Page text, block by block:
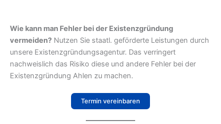
Wie kann man Fehler bei der Existenzgründung
vermeiden? Nutzen Sie staatl. geförderte Leistungen durch
unsere Existenzgründungsagentur. Das verringert
nachweislich das Risiko diese und andere Fehler bei der
Existenzgründung Ahlen zu machen.
Termin vereinbaren